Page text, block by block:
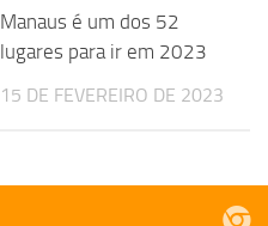
Manaus é um dos 52
lugares para ir em 2023
15 DE FEVEREIRO DE 2023